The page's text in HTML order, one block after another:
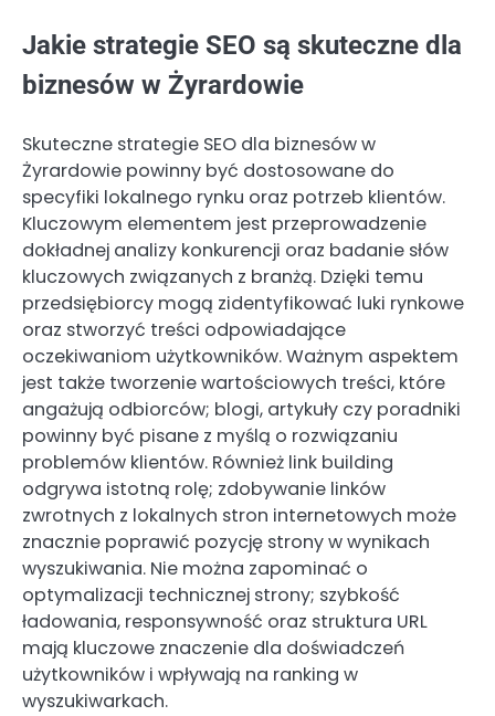
Jakie strategie SEO są skuteczne dla
biznesów w Żyrardowie
Skuteczne strategie SEO dla biznesów w
Żyrardowie powinny być dostosowane do
specyfiki lokalnego rynku oraz potrzeb klientów.
Kluczowym elementem jest przeprowadzenie
dokładnej analizy konkurencji oraz badanie słów
kluczowych związanych z branżą. Dzięki temu
przedsiębiorcy mogą zidentyfikować luki rynkowe
oraz stworzyć treści odpowiadające
oczekiwaniom użytkowników. Ważnym aspektem
jest także tworzenie wartościowych treści, które
angażują odbiorców; blogi, artykuły czy poradniki
powinny być pisane z myślą o rozwiązaniu
problemów klientów. Również link building
odgrywa istotną rolę; zdobywanie linków
zwrotnych z lokalnych stron internetowych może
znacznie poprawić pozycję strony w wynikach
wyszukiwania. Nie można zapominać o
optymalizacji technicznej strony; szybkość
ładowania, responsywność oraz struktura URL
mają kluczowe znaczenie dla doświadczeń
użytkowników i wpływają na ranking w
wyszukiwarkach.